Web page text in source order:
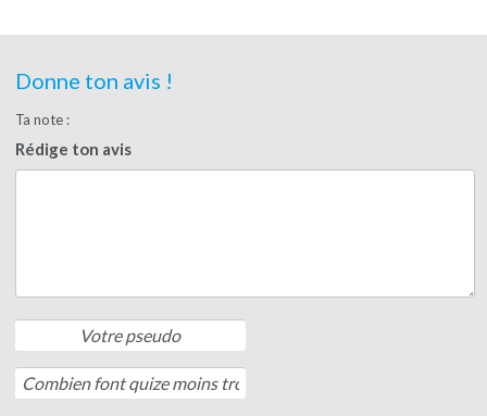
Donne ton avis !
Ta note :
Rédige ton avis